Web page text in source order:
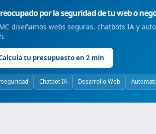
por la seguridad de tu web o
diseñamos webs seguras, chatbots IA y
tu presupuesto en 2 min
Chatbot IA Desarrollo Web